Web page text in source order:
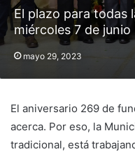
El plazo para todas
miércoles 7 de junio
mayo 29, 2023
El aniversario 269 de
acerca. Por eso, la
tradicional, está